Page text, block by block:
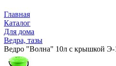
Главная
Каталог
Для дома
Ведра, тазы
Ведро "Волна" 10л с крышкой Э-